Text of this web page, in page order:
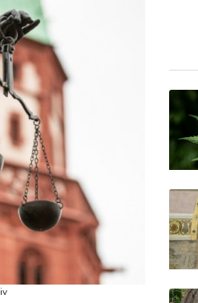
vermuten russische
mit Merz tagt zu